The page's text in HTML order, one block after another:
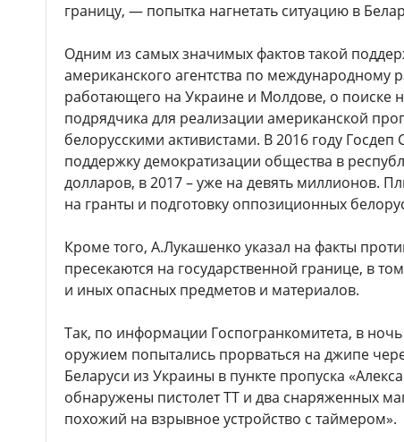
границу, — попытка нагнетать ситуацию в
Одним из самых значимых фактов такой
американского агентства по международному
работающего на Украине и Молдове, о поиске
подрядчика для реализации американской
белорусскими активистами. В 2016 году
поддержку демократизации общества в
долларов, в 2017 – уже на девять миллионов.
на гранты и подготовку оппозиционных
Кроме того, А.Лукашенко указал на факты
пресекаются на государственной границе, в
и иных опасных предметов и материалов.
Так, по информации Госпогранкомитета, в
оружием попытались прорваться на джипе
Беларуси из Украины в пункте пропуска
обнаружены пистолет ТТ и два снаряженных
похожий на взрывное устройство с таймером».